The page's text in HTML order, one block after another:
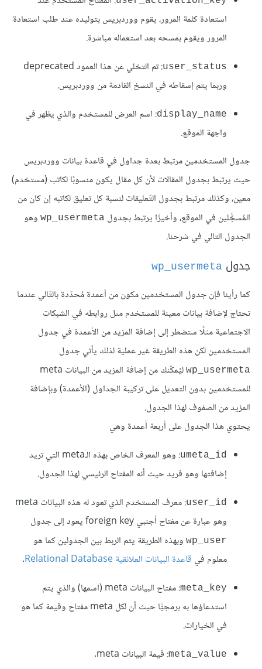
استعادة كلمة المرور، يقوم ووردبريس بتوليده عند طلب استعادة
المرور ويقوم بمسحه بعد استعماله مباشرة.
user_status
: تم التخلي عن هذا العمود deprecated
وربما يتم إسقاطه في النسخ القادمة من ووردبريس.
display_name: اسم العرض للمستخدم والذي يظهر في
واجهة الموقع.
جدول المستخدمين مرتبط بعدة جداول في قاعدة بيانات ووردبريس
حيث يرتبط بجدول المقالات لأن كل مقال يكون منسوبًا لكاتب (مستخدم)
معين، وكذلك مرتبط بجدول التّعليقات لنسبة كل تعليق لكاتبه إن كان من
المُسجًّلين في الموقع، وأخيرًا يرتبط بجدول wp_usermeta وهو
الجدول التالي في شرحنا.
جدول wp_usermeta
كما رأينا فإن جدول المستخدمين مكون من أعمدة مُحدّدة بالتّالي عندما
تحتاج لإضافة بيانات معينة للمستخدم مثل روابطه في الشبكات
الاجتماعية مثلًا ستضطر إلى إضافة المزيد من الأعمدة في جدول
المستخدمين لكن هذه الطريقة غير عملية لذلك يأتي جدول
wp_usermeta
ليُمكّنك من إضافة المزيد من البيانات meta
للمستخدمين بدون التعديل على تركيبة الجداول (الأعمدة) وبإضافة
المزيد من الصفوف لهذا الجدول.
يحتوي هذا الجدول على أربعة أعمدة وهي
umeta_id
: وهو المعرف الخاص بهذه الـmeta التي تريد
إضافتها وهو فريد حيث أنه المفتاح الرئيسي لهذا الجدول.
user_id
: معرف المستخدم الذي تعود له هذه البيانات meta
وهو عبارة عن مفتاح أجنبي foreign key يعود إلى جدول
wp_user وبهذه الطريقة يتم الربط بين الجدولين كما هو
معلوم في قاعدة البيانات العلائقيةRelational Database
.
meta_key
: مفتاح البيانات meta (اسمها) والذي يتم
استدعاؤها به برمجيًّا حيث أن لكل meta مفتاح وقيمة كما هو
في الخيارات.
meta_value: قيمة البيانات meta.